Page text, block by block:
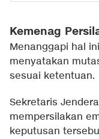
Kemenag
Menanggapi hal
menyatakan
sesuai ketentuan.
Sekretaris
mempersilakan
keputusan